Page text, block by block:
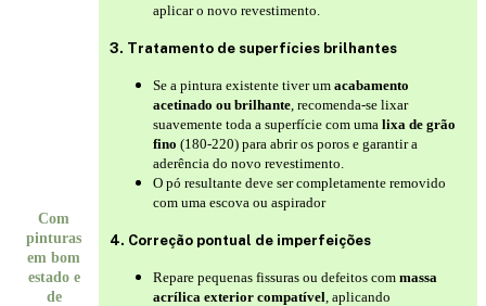
Com
pinturas
em bom
estado e
de
aplicar o novo revestimento.
3. Tratamento de superfícies brilhantes
Se a pintura existente tiver um acabamento
acetinado ou brilhante , recomenda-se lixar
suavemente toda a superfície com uma lixa de grão
fino (180-220) para abrir os poros e garantir a
aderência do novo revestimento.
O pó resultante deve ser completamente removido
com uma escova ou aspirador
4. Correção pontual de imperfeições
Repare pequenas fissuras ou defeitos com massa
acrílica exterior compatível , aplicando